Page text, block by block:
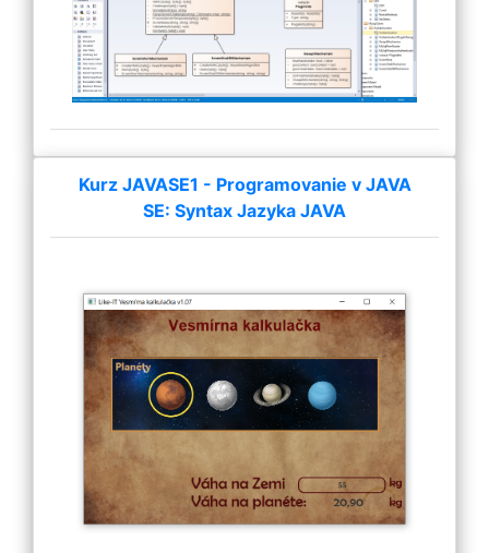
Kurz JAVASE1 - Programovanie v JAVA
SE: Syntax Jazyka JAVA